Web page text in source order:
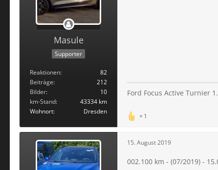
Masule
Supporter
Reaktionen
82
Beiträge
212
Bilder
10
km-Stand
43334 km
Wohnort
Dresden
Ford Focus Active Turnier
1
15. August 2019
002.100 km - (07/2019) -